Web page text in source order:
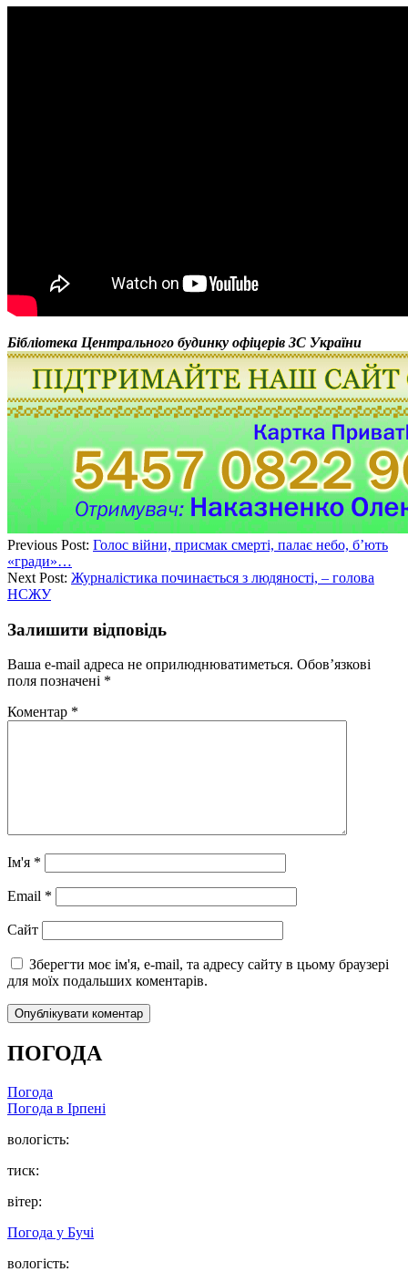
Бібліотека Центрального будинку офіцерів ЗС України
Previous Post: Голос війни, присмак смерті, палає небо, б’ють
«гради»…
Next Post: Журналістика починається з людяності, – голова
НСЖУ
Залишити відповідь
Ваша e-mail адреса не оприлюднюватиметься. Обов’язкові
поля позначені *
Коментар *
Ім'я *
Email *
Сайт
Зберегти моє ім'я, e-mail, та адресу сайту в цьому браузері
для моїх подальших коментарів.
ПОГОДА
Погода
Погода в Ірпені
вологість:
тиск:
вітер:
Погода у Бучі
вологість: